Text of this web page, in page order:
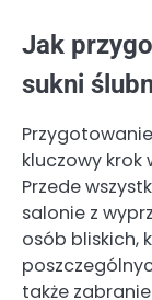
Jak
sukni
kluczowy krok
Przede
salonie z
osób bliskich,
także